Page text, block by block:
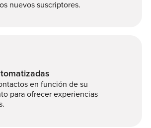
nuevos suscriptores.
en función de su
para ofrecer experiencias